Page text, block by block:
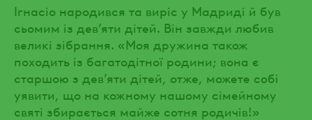
Ігнасіо народився та виріс у Мадриді й був
сьомим із дев’яти дітей. Він завжди любив
великі зібрання. «Моя дружина також
походить із багатодітної родини; вона є
старшою з дев’яти дітей, отже, можете собі
уявити, що на кожному нашому сімейному
святі збирається майже сотня родичів!»